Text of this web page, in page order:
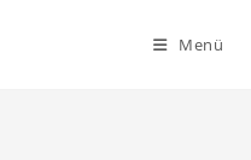
Menü